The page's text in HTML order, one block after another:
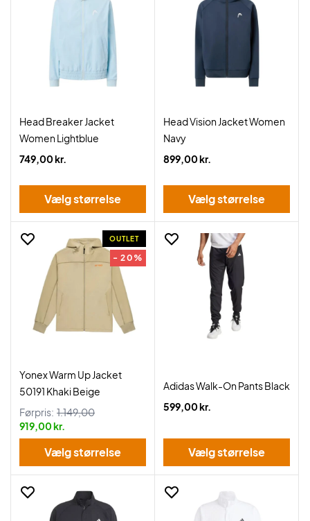
Head Breaker Jacket
Women Lightblue
749,00 kr.
Vælg størrelse
Head Vision Jacket Women
Navy
899,00 kr.
Vælg størrelse
OUTLET
- 20%
Yonex Warm Up Jacket
50191 Khaki Beige
Førpris: 1.149,00
919,00 kr.
Vælg størrelse
Adidas Walk-On Pants Black
599,00 kr.
Vælg størrelse